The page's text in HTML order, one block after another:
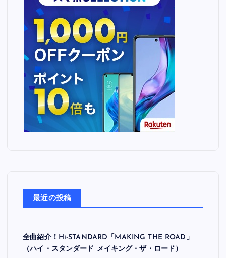
最近の投稿
全曲紹介！Hi-STANDARD「MAKING THE ROAD」
（ハイ・スタンダード メイキング・ザ・ロード）